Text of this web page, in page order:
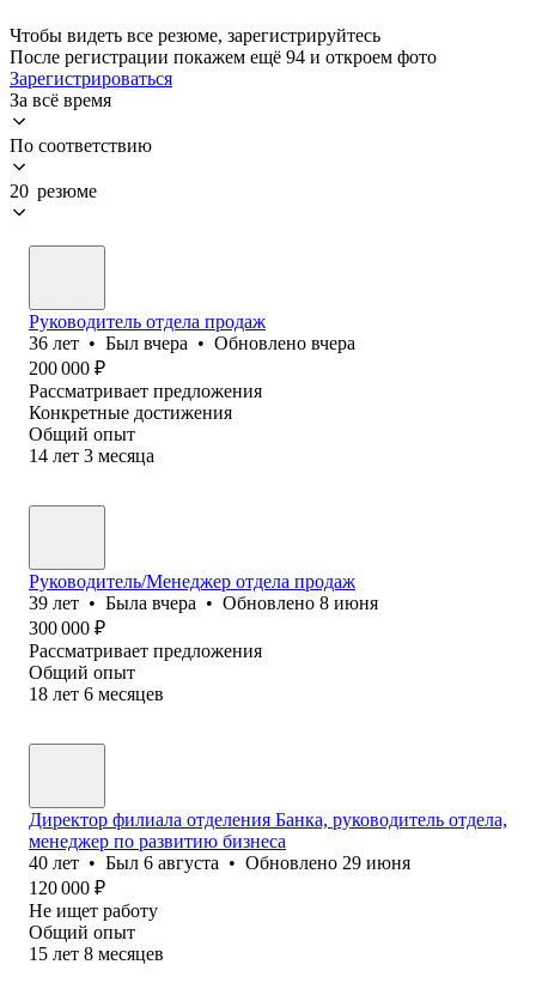
Чтобы видеть все резюме, зарегистрируйтесь
После регистрации покажем ещё 94 и откроем фото
Зарегистрироваться
За всё время
По соответствию
20 резюме
Руководитель отдела продаж
36 лет • Был вчера • Обновлено вчера
200 000 ₽
Рассматривает предложения
Конкретные достижения
Общий опыт
14 лет 3 месяца
Руководитель/Менеджер отдела продаж
39 лет • Была вчера • Обновлено 8 июня
300 000 ₽
Рассматривает предложения
Общий опыт
18 лет 6 месяцев
Директор филиала отделения Банка, руководитель отдела,
менеджер по развитию бизнеса
40 лет • Был 6 августа • Обновлено 29 июня
120 000 ₽
Не ищет работу
Общий опыт
15 лет 8 месяцев